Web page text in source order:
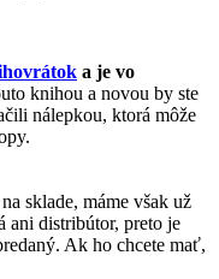
a je vo
knihou a novou by ste
nálepkou, ktorá môže
sklade, máme však už
ani distribútor, preto je
Ak ho chcete mať,